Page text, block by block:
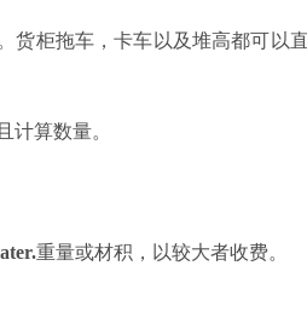
货柜拖车，卡车以及堆高都可以
计算数量。
重量或材积，以较大者收费。